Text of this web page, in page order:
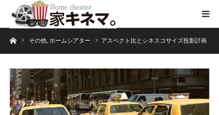
ホームその他, ホームシアター アスペクト比とシネスコサイズ投影計画